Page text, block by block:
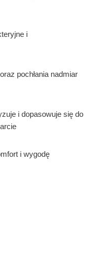
i
pochłania nadmiar
i dopasowuje się do
i wygodę